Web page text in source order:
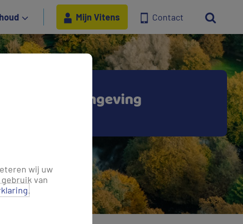
Mijn Vitens Contact
in jouw omgeving
wij uw
van
.